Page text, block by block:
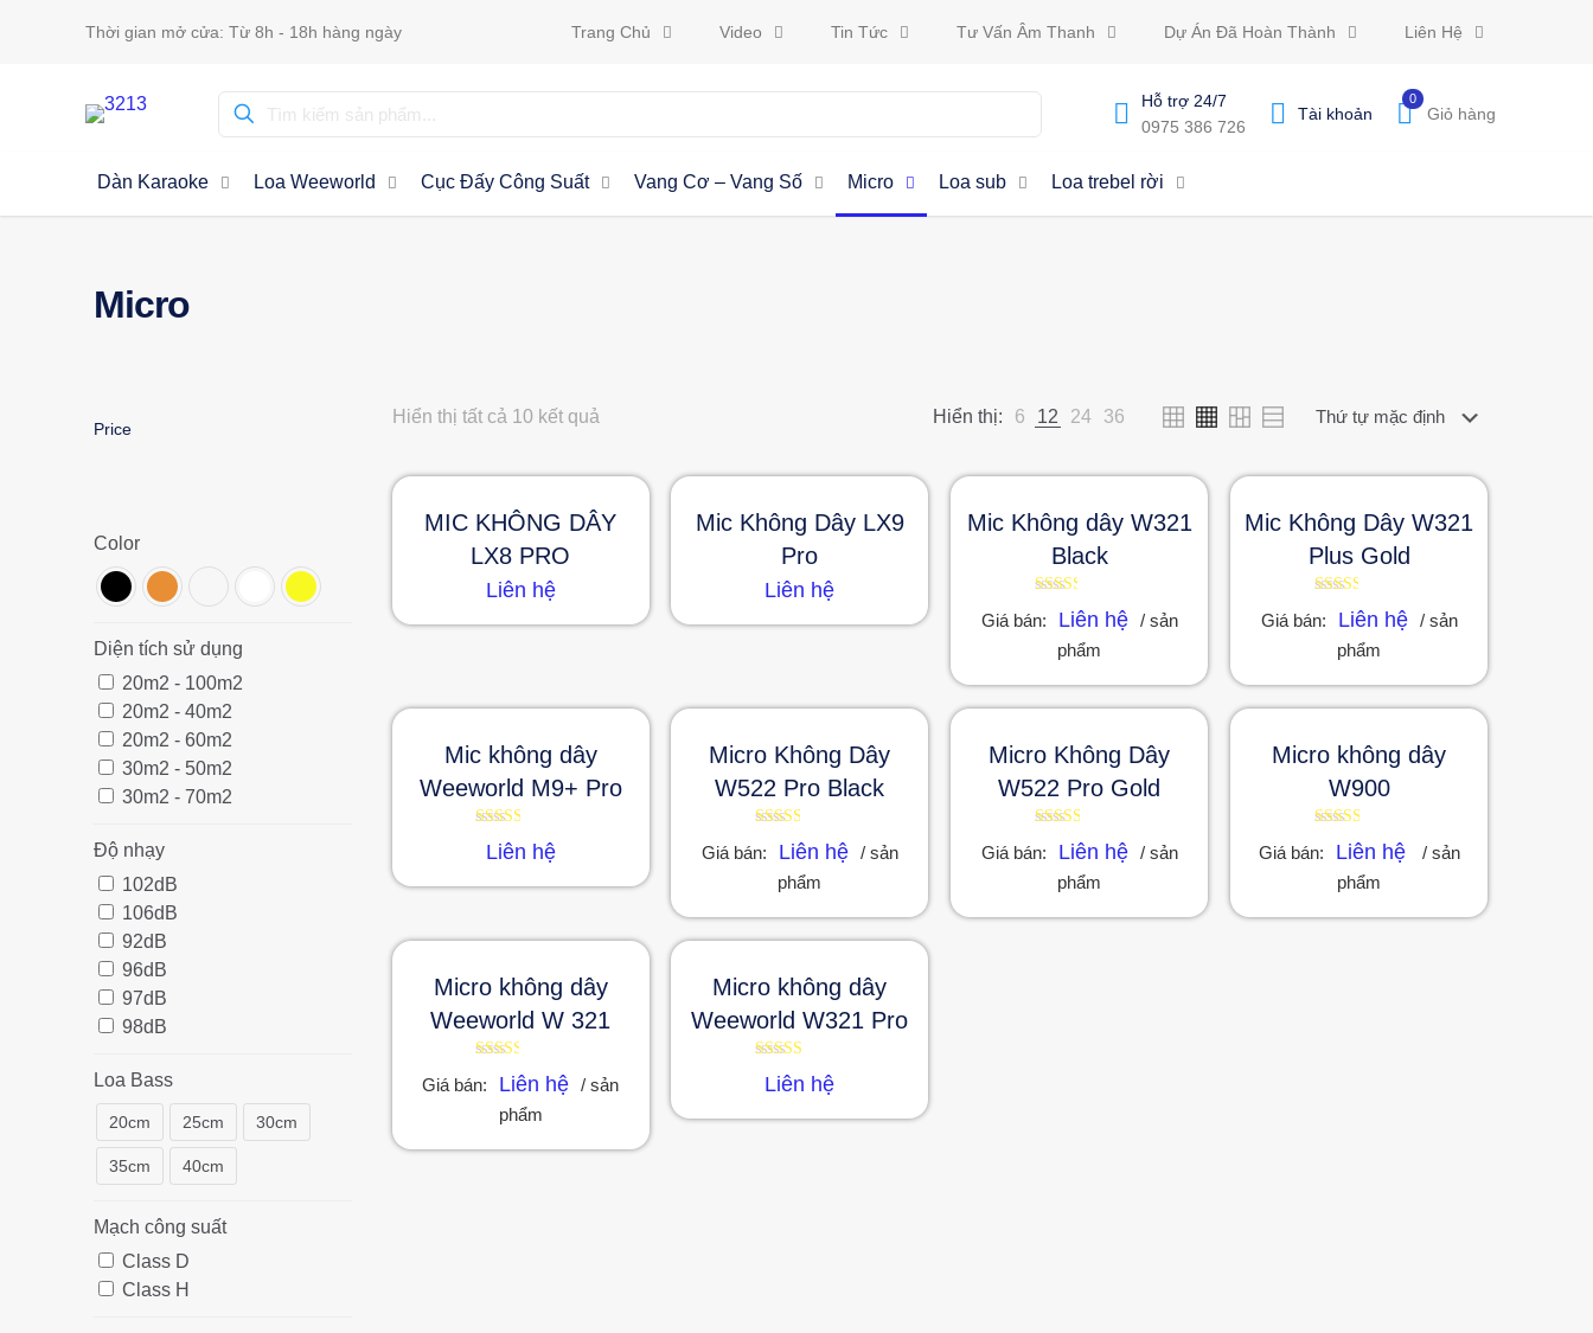
Thời gian mở cửa: Từ 8h - 18h hàng ngày Trang Chủ Video Tin Tức Tư Vấn Âm Thanh Dự Án Đã Hoàn Thành Liên Hệ
Hỗ trợ 24/7
0975 386 726
Tài khoản
0
Giỏ hàng
Dàn Karaoke Loa Weeworld Cục Đấy Công Suất Vang Cơ – Vang Số Micro Loa sub Loa trebel rời
Micro
Price
Color
Diện tích sử dụng
20m2 - 100m2
20m2 - 40m2
20m2 - 60m2
30m2 - 50m2
30m2 - 70m2
Độ nhạy
102dB
106dB
92dB
96dB
97dB
98dB
Loa Bass
20cm 25cm 30cm
35cm 40cm
Mạch công suất
Class D
Class H
Hiển thị tất cả 10 kết quả Hiển thị: 6 12 24 36
MIC KHÔNG DÂY
LX8 PRO
Liên hệ
Mic Không Dây LX9
Pro
Liên hệ
Mic Không dây W321
Black
Được
xếp
hạng
2.36
Giá bán: Liên hệ / sản
phẩm
Mic Không Dây W321
Plus Gold
Được
xếp
hạng
2.45
Giá bán: Liên hệ
/ sản
phẩm
Mic không dây
Weeworld M9+ Pro
Được
xếp
2.49
Liên hệ
Micro Không Dây
W522 Pro Black
Được
xếp
hạng
2.49
Giá bán: Liên hệ / sản
phẩm
Micro Không Dây
W522 Pro Gold
Được
xếp
hạng
2.52
Giá bán: Liên hệ / sản
phẩm
Micro không dây
W900
Được
xếp
hạng
2.51
Giá bán: Liên hệ
/ sản
phẩm
Micro không dây
Weeworld W 321
Được
xếp
hạng
2.40
Giá bán: Liên hệ / sản
phẩm
Micro không dây
Weeworld W321 Pro
Được
xếp
2.61
Liên hệ